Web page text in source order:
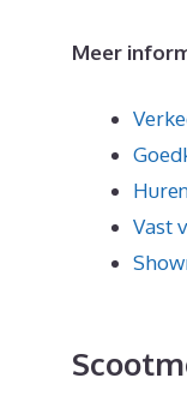
Meer
Vast